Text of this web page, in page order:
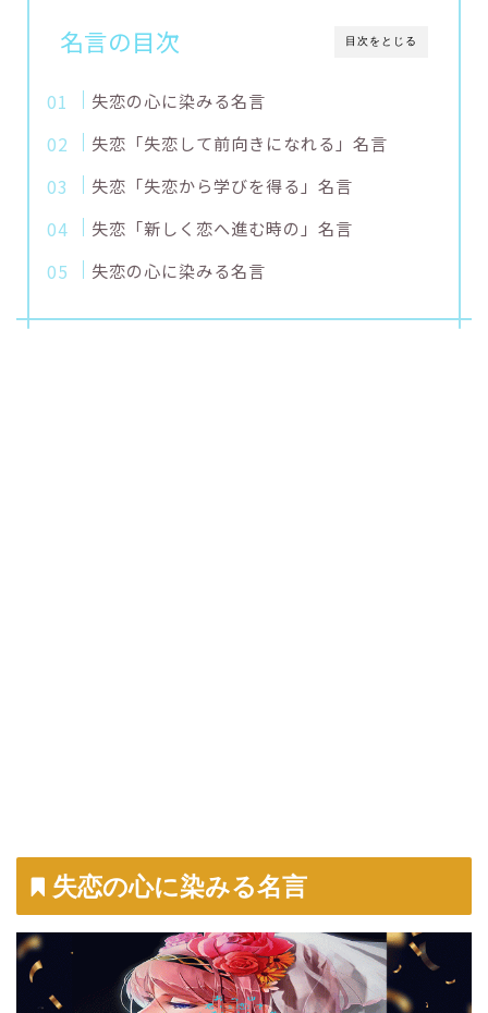
目次をとじる
名言の目次
失恋の心に染みる名言
失恋「失恋して前向きになれる」名言
失恋「失恋から学びを得る」名言
失恋「新しく恋へ進む時の」名言
失恋の心に染みる名言
失恋の心に染みる名言